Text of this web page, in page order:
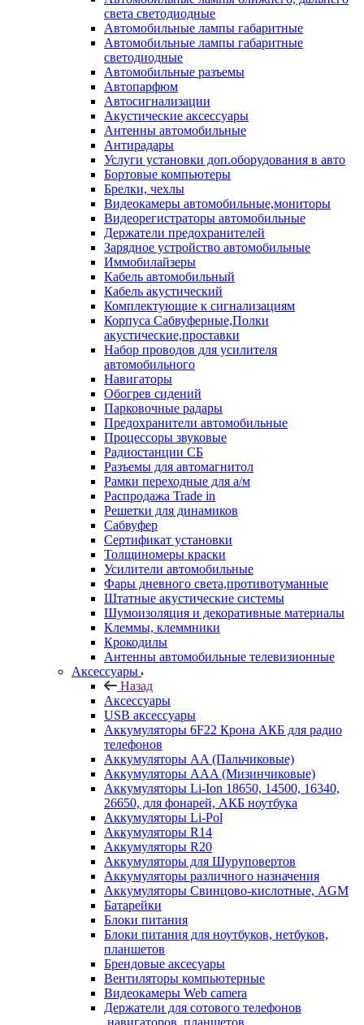
света светодиодные
Автомобильные лампы габаритные
Автомобильные лампы габаритные
светодиодные
Автомобильные разъемы
Автопарфюм
Автосигнализации
Акустические аксессуары
Антенны автомобильные
Антирадары
Услуги установки доп.оборудования в авто
Бортовые компьютеры
Брелки, чехлы
Видеокамеры автомобильные,мониторы
Видеорегистраторы автомобильные
Держатели предохранителей
Зарядное устройство автомобильные
Иммобилайзеры
Кабель автомобильный
Кабель акустический
Комплектующие к сигнализациям
Корпуса Сабвуферные,Полки
акустические,проставки
Набор проводов для усилителя
автомобильного
Навигаторы
Обогрев сидений
Парковочные радары
Предохранители автомобильные
Процессоры звуковые
Радиостанции СБ
Разъемы для автомагнитол
Рамки переходные для а/м
Распродажа Trade in
Решетки для динамиков
Сабвуфер
Сертификат установки
Толщиномеры краски
Усилители автомобильные
Фары дневного света,противотуманные
Штатные акустические системы
Шумоизоляция и декоративные материалы
Клеммы, клеммники
Крокодилы
Антенны автомобильные телевизионные
Аксессуары
Назад
Аксессуары
USB аксессуары
Аккумуляторы 6F22 Крона АКБ для радио
телефонов
Аккумуляторы AA (Пальчиковые)
Аккумуляторы AAA (Мизинчиковые)
Аккумуляторы Li-Ion 18650, 14500, 16340,
26650, для фонарей, АКБ ноутбука
Аккумуляторы Li-Pol
Аккумуляторы R14
Аккумуляторы R20
Аккумуляторы для Шуруповертов
Аккумуляторы различного назначения
Аккумуляторы Свинцово-кислотные, AGM
Батарейки
Блоки питания
Блоки питания для ноутбуков, нетбуков,
планшетов
Брендовые аксесуары
Вентиляторы компьютерные
Видеокамеры Web camera
Держатели для сотового телефонов
,навигаторов ,планшетов